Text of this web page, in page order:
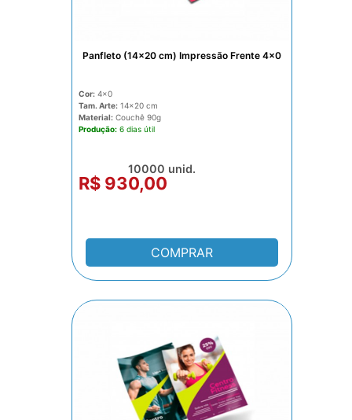
Panfleto (14x20 cm) Impressão Frente 4x0
Cor: 4x0
Tam. Arte: 14x20
Material: Couchê 90g
Produção: 6 dias
R$ 930,00
10000 unid.
COMPRAR